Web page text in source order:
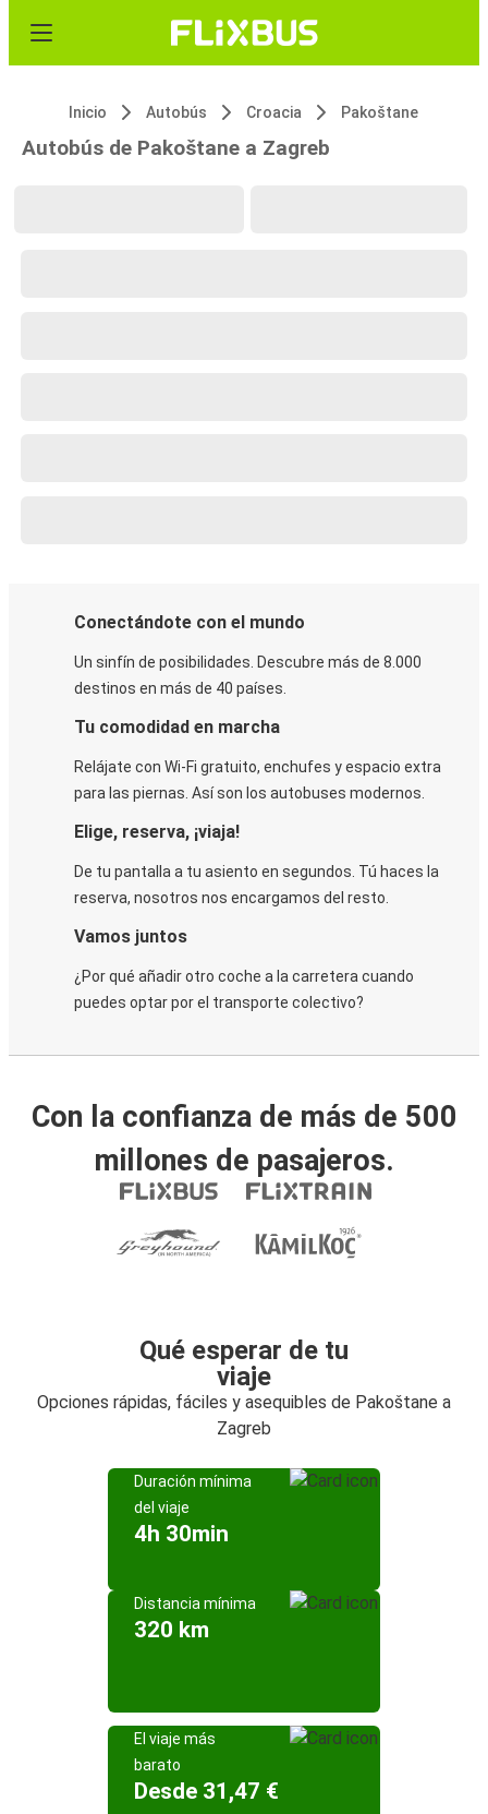
Inicio Autobús Croacia Pakoštane
Autobús de Pakoštane a Zagreb
Conectándote con el mundo
Un sinfín de posibilidades. Descubre más de 8.000
destinos en más de 40 países.
Tu comodidad en marcha
Relájate con Wi-Fi gratuito, enchufes y espacio extra
para las piernas. Así son los autobuses modernos.
Elige, reserva, ¡viaja!
De tu pantalla a tu asiento en segundos. Tú haces la
reserva, nosotros nos encargamos del resto.
Vamos juntos
¿Por qué añadir otro coche a la carretera cuando
puedes optar por el transporte colectivo?
Con la confianza de más de 500
millones de pasajeros.
Qué esperar de tu
viaje
Opciones rápidas, fáciles y asequibles de Pakoštane a
Zagreb
Duración mínima
del viaje
4h 30min
Distancia mínima
320 km
El viaje más
barato
Desde 31,47 €